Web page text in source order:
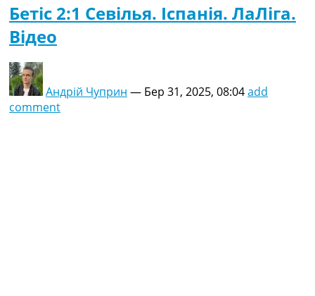
Бетіс 2:1 Севілья. Іспанія. ЛаЛіга.
Відео
Андрій Чуприн — Бер 31, 2025, 08:04add
comment